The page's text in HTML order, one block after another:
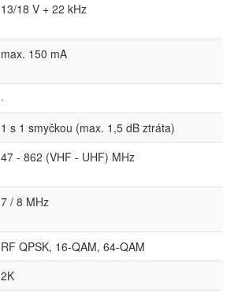
13/18 V + 22 kHz
max. 150 mA
·
1 s 1 smyčkou (max. 1,5 dB ztráta)
47 - 862 (VHF - UHF) MHz
7 / 8 MHz
RF QPSK, 16-QAM, 64-QAM
2K